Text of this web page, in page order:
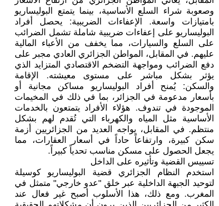
وصعوبة شراء السلع الأساسية، بينما يتمتع البوليساريو
بامتيازات واسعة. الإعفاءات الضريبية: يحصل أفراد
البوليساريو على إعفاءات ضريبية شاملة تشمل الضرائب
على السلع والسيارات، مما يخفف من الأعباء المالية
عليهم. في المقابل، المواطن الجزائري العادي مجبر على
دفع الضرائب ومواجهة التضخم الاقتصادي المتزايد الذي
يؤثر بشكل مباشر على مستوى معيشته. الإقامة
والسكن: يُمنح أفراد البوليساريو مساكن مجانية أو
بأسعار مدعومة في الجزائر، بما في ذلك في المخيمات
الموجودة في تندوف. هؤلاء الأفراد يتمتعون بالخدمات
الأساسية مثل المياه والكهرباء التي تُقدم لهم بشكل
منتظم. في المقابل، يواجه العديد من الجزائريين أزمة
سكن كبيرة، وارتفاعاً حاداً في أسعار العقارات، مما
يجعل الحصول على مسكن مناسب تحدياً كبيراً.
تسييس القضية وتأثيره على الداخل
استخدم النظام الجزائري قضية البوليساريو كوسيلة
لتوحيد الجبهة الداخلية عبر خلق "عدو خارجي" متمثل في
المغرب. ومع ذلك، هذا الأسلوب أصبح غير فعال عند